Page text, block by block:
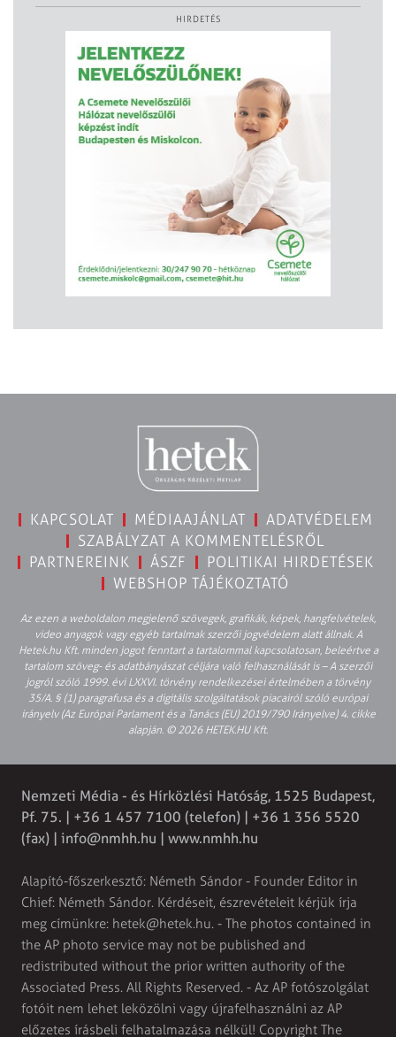
HIRDETÉS
KAPCSOLAT MÉDIAAJÁNLAT
ADATVÉDELEM
SZABÁLYZAT A KOMMENTELÉSRŐL
PARTNEREINK
ÁSZF
POLITIKAI HIRDETÉSEK
WEBSHOP TÁJÉKOZTATÓ
Az ezen a weboldalon megjelenő szövegek, grafikák, képek, hangfelvételek,
video anyagok vagy egyéb tartalmak szerzői jogvédelem alatt állnak. A
Hetek.hu Kft. minden jogot fenntart a tartalommal kapcsolatosan, beleértve a
tartalom szöveg- és adatbányászat céljára való felhasználását is – A szerzői
jogról szóló 1999. évi LXXVI. törvény rendelkezései értelmében a törvény
35/A. § (1) paragrafusa és a digitális szolgáltatások piacairól szóló európai
irányelv (Az Európai Parlament és a Tanács (EU) 2019/790 Irányelve) 4. cikke
alapján. © 2026 HETEK.HU Kft.
Nemzeti Média - és Hírközlési Hatóság, 1525 Budapest,
Pf. 75. | +36 1 457 7100 (telefon) | +36 1 356 5520
(fax) | info@nmhh.hu | www.nmhh.hu
Alapító-főszerkesztő: Németh Sándor - Founder Editor in
Chief: Németh Sándor. Kérdéseit, észrevételeit kérjük írja
meg címünkre: hetek@hetek.hu. - The photos contained in
the AP photo service may not be published and
redistributed without the prior written authority of the
Associated Press. All Rights Reserved. - Az AP fotószolgálat
fotóit nem lehet leközölni vagy újrafelhasználni az AP
előzetes írásbeli felhatalmazása nélkül! Copyright The